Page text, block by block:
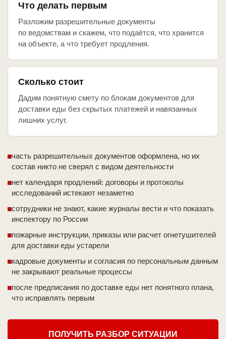
Что делать первым
Разложим разрешительные документы
по ведомствам и скажем, что подаётся, что хранится
на объекте, а что требует продления.
Сколько стоит
Дадим понятную смету по блокам документов для
доставки еды без скрытых платежей и навязанных
лишних услуг.
часть разрешительных документов оформлена, но их
состав никто не сверял с видом деятельности
нет календаря продлений: договоры и протоколы
исследований истекают незаметно
сотрудники не знают, какие журналы вести и что показать
инспектору по России
пожарные инструкции, приказы или расчет огнетушителей
для доставки еды устарели
кадровые документы и согласия по персональным данным
не закрывают реальные процессы
после предписания по доставке еды нет понятного плана,
что исправлять первым
ПОЛУЧИТЬ РАЗБОР СИТУАЦИИ